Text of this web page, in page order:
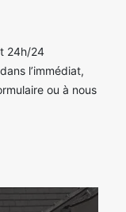
24h/24
l’immédiat,
ou à nous